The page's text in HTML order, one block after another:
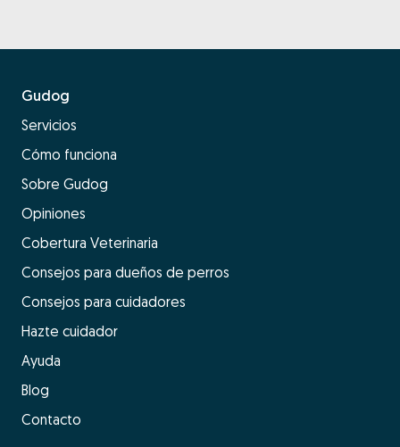
Gudog
Servicios
Cómo funciona
Sobre Gudog
Opiniones
Cobertura Veterinaria
Consejos para dueños de perros
Consejos para cuidadores
Hazte cuidador
Ayuda
Blog
Contacto